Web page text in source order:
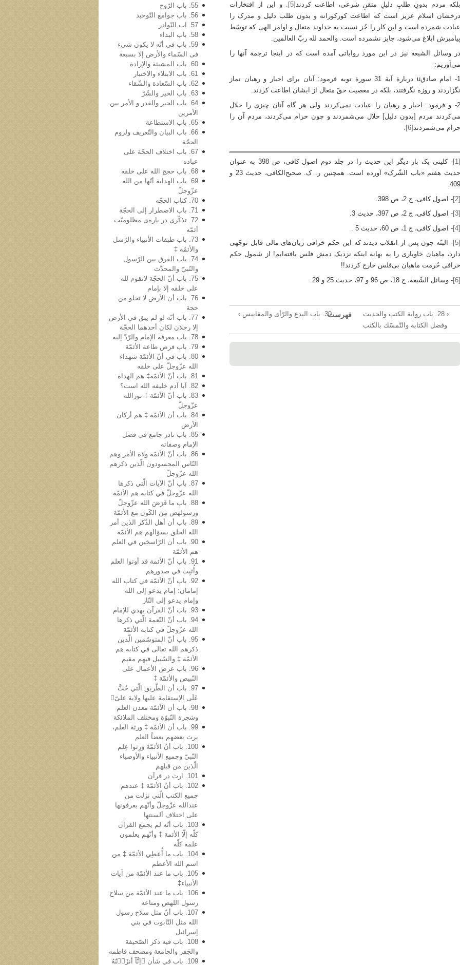
مردم بدونِ طلبِ دلیلِ متقنِ شرعی، اطاعت کردند[5]
. و این از افتخارات
درخشان اسلام عزیز است که اطاعت کورکورانه و بدون طلب دلیل و مدرک را
عبادت شمرده است و این کار را جُز نسبت به خداوند متعال و اوامر الهی که توسّط
پیامبرش ابلاغ می‌شود، جایز نشمرده است. والحمد لله ربّ العالمین.
در وسائل الشیعه نیز در این مورد روایاتی آمده است که در اینجا ترجمة آنها را
می‌آوریم:
1- امام صادقu دربارة آیة 31 سورة توبه فرمود: آنان برای احبار و رهبان نماز
نگزاردند و روزه نگرفتند، بلکه در معصیت حقّ متعال از ایشان اطاعت کردند.
2- و فرمود: احبار و رهبان را عبادت نمی‌کردند ولی هر گاه آنان چیزی را حلال
می‌کردند مردم [بدون دلیل] حلال می‌شمردند و چون حرام می‌کردند، مردم آن را
حرام می‌شمردند [6]
[1]
- کلینی یک بار دیگر این حدیث را در جلد دوم اصول کافی، ص 398 به عنوان
حدیث هفتم «باب الشّرک» آورده است. همچنین ر. ک. صحیح‌الکافی، حدیث 23 و
409.
[2]
- اصول کافی، ج 2، ص 398.
[3]
- اصول کافی، ج 2، ص 397، حدیث 3.
[4]
- اصول کافی، ج 1، ص 60، حدیث 5 .
[5]
- البتّه چون پس از انقلاب دیدند که این حکم خرافی زیان‌های مالی قابل توجّهی
دارد، ماهیان خاویاری را به بهانه اینکه نزدیک دمش فلس یافته‌ایم! از شمول حکم
خرافی حُرمت ماهیان بی‌فلس خارج کردند!!
[6]
- وسائل الشّیعة، ج 18، ص 96 و 97، حدیث 25 و 29.
‹ 28. باب روایة الکتب والحدیث
وفضل الکتابة والتّمسّك بالكتب
فهرست30. باب البدع والرّأی والمقاییس ›
55. باب الرّوح
56. باب جوامع التّوحید
57. اب النّوادر
58. باب البداء
59. باب في أنّه لا یکون شيء
فی السّماء والأرض إلا بسبعة
60. باب المشیئة والإرادة
61. باب الابتلاء والاختبار
62. باب السّعادة والشّقاء
63. باب الخیر والشّرّ
64. باب الجبر والقدر و الأمر بین
الأمرین
65. باب الاستطاعة
66. باب البیان والتّعریف ولزوم
الحجّة
67. باب اختلاف الحجّة على
عباده
68. باب حجج الله علی خلقه
69. باب الهدایة أنّها من الله
عزّوجلّ
70. کتاب الحجّه
71. باب الاضطرار إلى الحجّة
72. تذکّری در باره‌ی مظلومیّت
أئمّه
73. باب طبقات الأنبیاء والرّسل
والأئمّة ‡
74. باب الفرق بین الرّسول
والنّبيّ والمحدَّث
75. باب أنّ الحجّة لاتقوم لله
علی خلقه إلا بإمام
76. باب أن الأرض لا تخلو من
حجة
77. باب أنّه لو لم یبق في الأرض
إلا رجلان لکان أحدهما الحجّة
78. باب معرفة الإمام والرّدّ إلیه
79. باب فرض طاعة الأئمّة
80. باب في أنّ الأئمّة شهداء
الله عزّوجلّ على خلقه
81. باب أنّ الأئمّة‡ هم الهداة
82. آیا آدم خلیفه‌ الله است؟
83. باب أنّ الأئمّة ‡ نورالله
عزّوجلّ
84. باب أن الأئمّة ‡ هم أرکان
الأرض
85. باب نادر جامع في فضل
الإمام وصفاته
86. باب أنّ الأئمّة ولاة الأمر وهم
النّاس المحسودون الّذین ذکرهم
الله عزّوجلّ
87. باب أنّ الآیات الّتي ذکرها
الله عزّوجلّ في کتابه هم الأئمّة
88. باب ما فَرَضَ الله عزّوجلّ
ورسولهص مِنَ الکَون مع الأئمّة
89. باب أن أهل الذّکر الذین أمر
الله الخلق بسؤالهم هم الأئمّة
90. باب أن الرّاسخین في العلم
هم الأئمّة
91. باب أنّ الأئمة قد أوتوا العلم
وأُثبِتَ في صدورهم
92. باب أنّ الأئمّة في کتاب الله
إمامان: إمام یدعو إلى الله
وإمام یدعو إلى النّار
93. باب أنّ القرآن یهدي للإمام
94. باب أنّ النّعمة الّتي ذکرها
الله عزّوجلّ في کتابه الأئمّة
95. باب أنّ المتوسّمین الّذین
ذکرهم الله تعالى في کتابه هم
الأئمّة ‡ والسّبیل فیهم مقیم
96. باب عرض الأعمال علی
النّبيص والأئمّة ‡
97. باب أن الطّریق الّتي حُثَّ
عَلَی الإستقامة علیها ولایة علیّ
98. باب أن الأئمّة معدن العلم
وشجرة النّبوّة ومختلف الملائکة
99. باب أن الأئمّة ‡ ورثة العلم،
یرث بعضهم بعضاً العلم
100. باب أنّ الأئمّة وَرِثوا عِلم
النّبيّ وجمیع الأنبیاء والأوصیاء
الّذین من قبلهم
101. ارث در قرآن
102. باب أنّ الأئمّة ‡ عندهم
جمیع الکتب الّتي نزلت من
عندالله عزّوجلّ وأنّهم یعرفونها
علی اختلاف ألسنتها
103. باب أنّه لم یجمع القرآن
کلّه إلّا الأئمة ‡ وأنّهم یعلمون
علمه کلّه
104. باب ما أُعطِي الأئمّة ‡ من
اسم الله الأعظم
105. باب ما عند الأئمّة من آیات
الأنبیاء‡
106. باب ما عند الأئمّة من سلاح
رسول اللهص ومتاعه
107. باب أنّ مثل سلاح رسول
الله مثل التّابوت في بني
إسرائیل
108. باب فیه ذکر الصّحیفة
والجَفر والجامعة ومصحف فاطمه
109. باب في شأن ﴿إِنَّآ أَنزَلۡنَٰهُ